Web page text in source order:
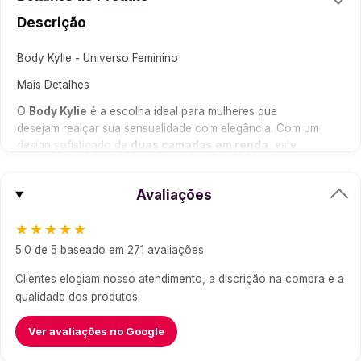
Descrição
Body Kylie - Universo Feminino
Mais Detalhes
O Body Kylie é a escolha ideal para mulheres que
desejam realçar sua sensualidade com elegância. Com um
design sofisticado de duas camadas em renda , este
sustentação extra
, valorizando o decote e garantindo
recortes estratégicos
laterais, tornando-o perfeito para aquelas ocasiões
Componentes
1 Body
Dimensões
Avaliações
★★★★★
5.0 de 5 baseado em 271 avaliações
Clientes elogiam nosso atendimento, a discrição na compra e a
qualidade dos produtos.
Ver avaliações no Google